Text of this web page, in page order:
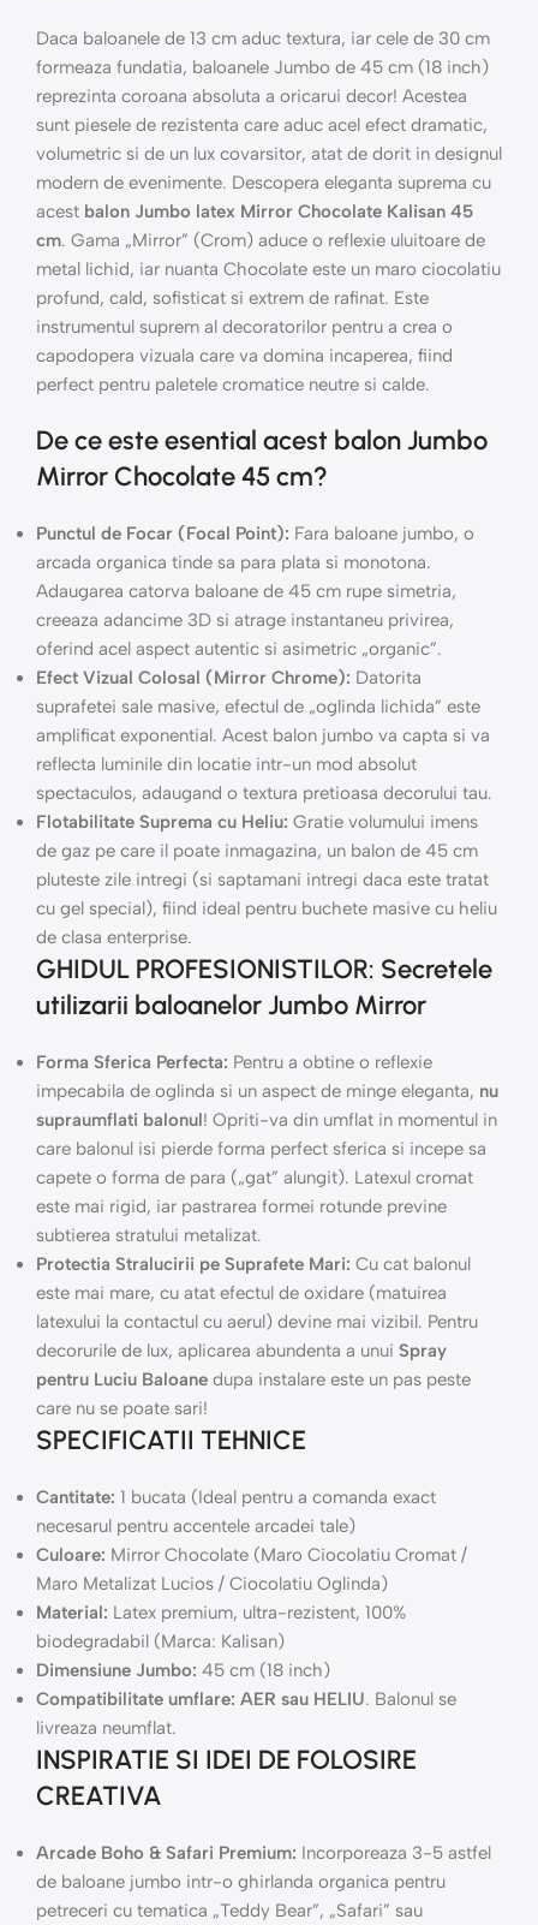
Daca baloanele de 13 cm aduc textura, iar cele de 30 cm
formeaza fundatia, baloanele Jumbo de 45 cm (18 inch)
reprezinta coroana absoluta a oricarui decor! Acestea
sunt piesele de rezistenta care aduc acel efect dramatic,
volumetric si de un lux covarsitor, atat de dorit in designul
modern de evenimente. Descopera eleganta suprema cu
acest balon Jumbo latex Mirror Chocolate Kalisan 45
cm. Gama „Mirror” (Crom) aduce o reflexie uluitoare de
metal lichid, iar nuanta Chocolate este un maro ciocolatiu
profund, cald, sofisticat si extrem de rafinat. Este
instrumentul suprem al decoratorilor pentru a crea o
capodopera vizuala care va domina incaperea, fiind
perfect pentru paletele cromatice neutre si calde.
De ce este esential acest balon Jumbo
Mirror Chocolate 45 cm?
Punctul de Focar (Focal Point): Fara baloane jumbo, o
arcada organica tinde sa para plata si monotona.
Adaugarea catorva baloane de 45 cm rupe simetria,
creeaza adancime 3D si atrage instantaneu privirea,
oferind acel aspect autentic si asimetric „organic”.
Efect Vizual Colosal (Mirror Chrome): Datorita
suprafetei sale masive, efectul de „oglinda lichida” este
amplificat exponential. Acest balon jumbo va capta si va
reflecta luminile din locatie intr-un mod absolut
spectaculos, adaugand o textura pretioasa decorului tau.
Flotabilitate Suprema cu Heliu: Gratie volumului imens
de gaz pe care il poate inmagazina, un balon de 45 cm
pluteste zile intregi (si saptamani intregi daca este tratat
cu gel special), fiind ideal pentru buchete masive cu heliu
de clasa enterprise.
GHIDUL PROFESIONISTILOR: Secretele
utilizarii baloanelor Jumbo Mirror
Forma Sferica Perfecta: Pentru a obtine o reflexie
impecabila de oglinda si un aspect de minge eleganta, nu
supraumflati balonul! Opriti-va din umflat in momentul in
care balonul isi pierde forma perfect sferica si incepe sa
capete o forma de para („gat” alungit). Latexul cromat
este mai rigid, iar pastrarea formei rotunde previne
subtierea stratului metalizat.
Protectia Stralucirii pe Suprafete Mari: Cu cat balonul
este mai mare, cu atat efectul de oxidare (matuirea
latexului la contactul cu aerul) devine mai vizibil. Pentru
decorurile de lux, aplicarea abundenta a unui Spray
pentru Luciu Baloane dupa instalare este un pas peste
care nu se poate sari!
SPECIFICATII TEHNICE
Cantitate: 1 bucata (Ideal pentru a comanda exact
necesarul pentru accentele arcadei tale)
Culoare: Mirror Chocolate (Maro Ciocolatiu Cromat /
Maro Metalizat Lucios / Ciocolatiu Oglinda)
Material: Latex premium, ultra-rezistent, 100%
biodegradabil (Marca: Kalisan)
Dimensiune Jumbo: 45 cm (18 inch)
Compatibilitate umflare: AER sau HELIU. Balonul se
livreaza neumflat.
INSPIRATIE SI IDEI DE FOLOSIRE
CREATIVA
Arcade Boho & Safari Premium: Incorporeaza 3-5 astfel
de baloane jumbo intr-o ghirlanda organica pentru
petreceri cu tematica „Teddy Bear”, „Safari” sau